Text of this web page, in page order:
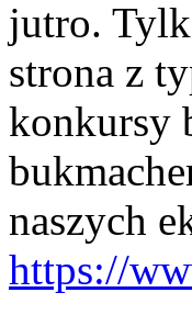
jutro.
strona z
konkursy
naszych
https://